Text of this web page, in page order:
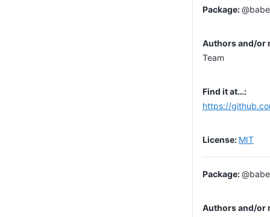
Team
https://
MIT